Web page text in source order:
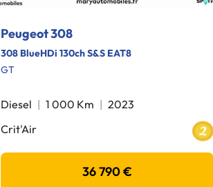
Peugeot 308
308 BlueHDi 130ch S&S EAT8
GT
Diesel 1 000 Km
2023
Crit'Air
36 790 €